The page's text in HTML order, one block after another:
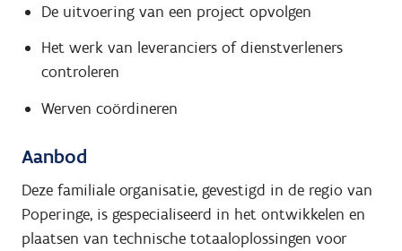
De uitvoering van een project opvolgen
Het werk van leveranciers of dienstverleners
controleren
Werven coördineren
Aanbod
Deze familiale organisatie, gevestigd in de regio van
Poperinge, is gespecialiseerd in het ontwikkelen en
plaatsen van technische totaaloplossingen voor